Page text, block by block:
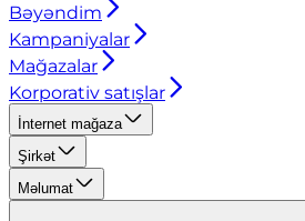
Bəyəndim
Kampaniyalar
Mağazalar
Korporativ satışlar
İnternet mağaza
Şirkət
Məlumat